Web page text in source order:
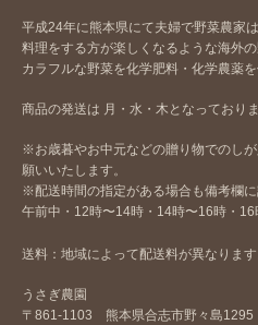
平成24年に熊本県にて夫婦で野菜農家は
料理をする方が楽しくなるような海外
カラフルな野菜を化学肥料・化学農薬
商品の発送は 月・水・木となっておりま
※お歳暮やお中元などの贈り物でのし
願いいたします。
※配送時間の指定がある場合も備考欄に
午前中・12時〜14時・14時〜16時・
送料：地域によって配送料が異なります
うさぎ農園
〒861-1103 熊本県合志市野々島1295